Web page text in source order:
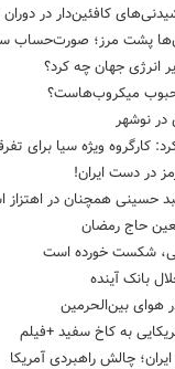
کافئین‌دار در
پشت مرز؛ صورت‌حساب
انرژی جهان چه کرد؟
میکروب‌هاست؟
در نوشهر
کارگروه ویژه سیا برای
در دست ایران!
حسینی همچنان در
حاج رمضان
شکست خورده است
بانک آینده
بین‌الحرمین
به کاخ سفید +فیلم
چالش راهبردی آمریکا